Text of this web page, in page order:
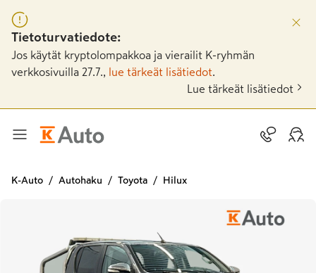
Tietoturvatiedote:
Jos käytät kryptolompakkoa ja vierailit K-ryhmän
verkkosivuilla 27.7.,
lue tärkeät lisätiedot
Lue tärkeät lisätiedot
K-Auto Autohaku Toyota Hilux